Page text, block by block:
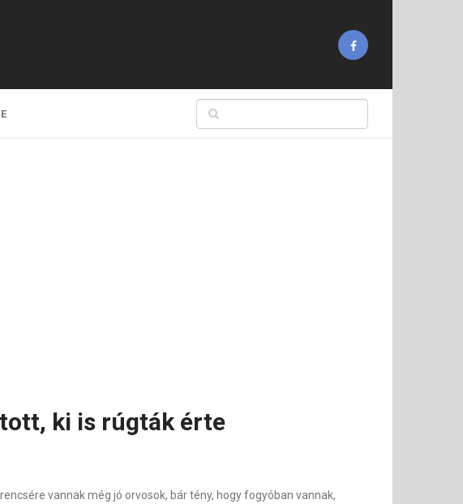
ki is rúgták érte
vannak még jó orvosok, bár tény, hogy fogyóban vannak,